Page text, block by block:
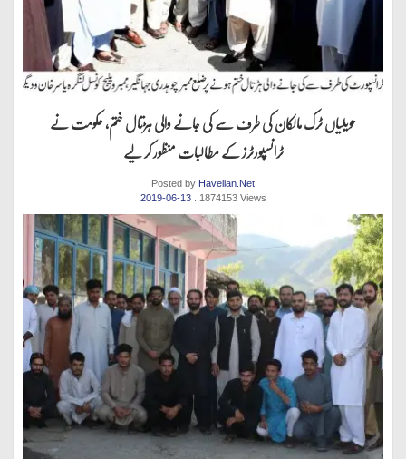
حویلیاں ٹرک مالکان کی طرف سے کی جانے والی ہڑتال ختم، حکومت نے
ٹرانسپورٹرز کے مطالبات منظور کر لیے
Posted by Havelian.Net
2019-06-13
. 1874153 Views